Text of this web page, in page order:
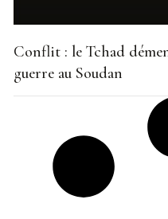
Conflit : le Tchad
guerre au Soudan